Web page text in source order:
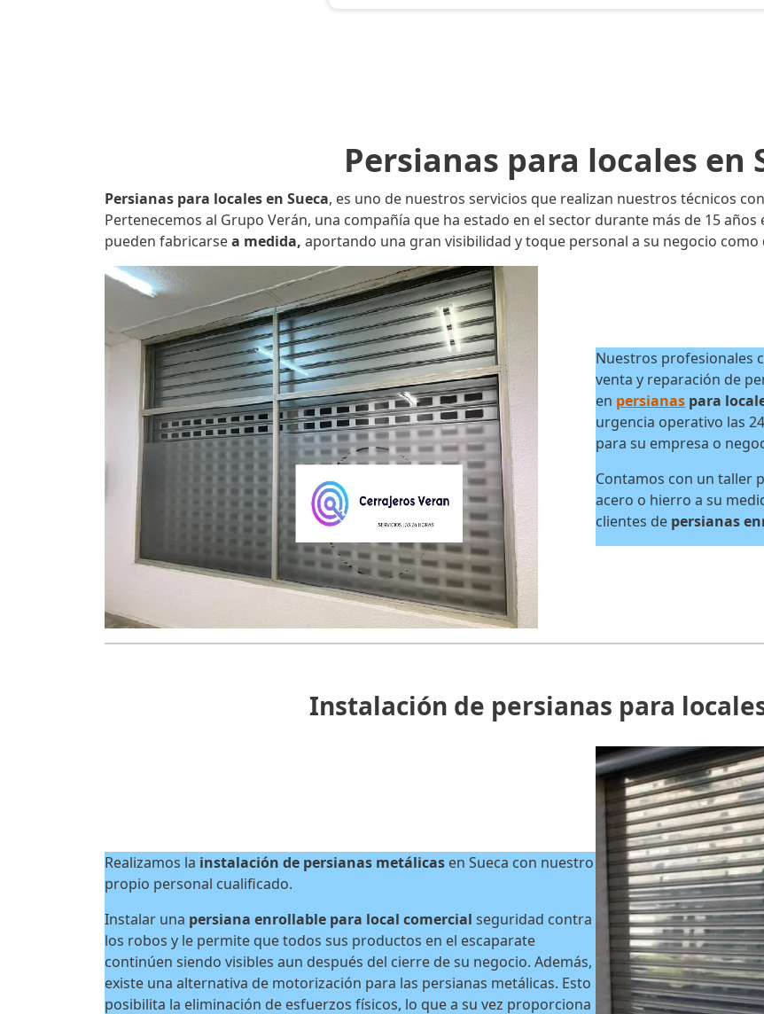
Persianas para locales en
Persianas para locales en Sueca, es uno de nuestros servicios que realizan nuestros técnicos
Pertenecemos al Grupo Verán, una compañía que ha estado en el sector durante más de 15 años
pueden fabricarsea medida, aportando una gran visibilidad y toque personal a su negocio
Nuestros profesionales
venta y reparación de
en persianas para
urgencia operativo las
para su empresa o
Contamos con un taller
acero o hierro a su
clientes de persianas
Instalación de persianas para
Realizamos la instalación de persianas metálicas en Sueca con nuestro
propio personal cualificado.
Instalar una persiana enrollable para local comercial seguridad contra
los robos y le permite que todos sus productos en el escaparate
continúen siendo visibles aun después del cierre de su negocio. Además,
existe una alternativa de motorización para las persianas metálicas. Esto
posibilita la eliminación de esfuerzos físicos, lo que a su vez proporciona